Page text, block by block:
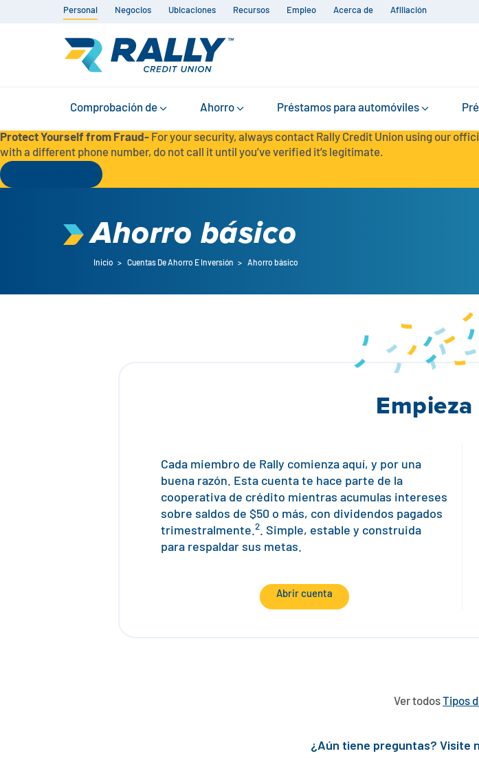
Personal Negocios Ubicaciones Recursos Empleo Acerca de Afiliación
Comprobación de Ahorro Préstamos para automóviles
Protect Yourself from Fraud- For your security, always contact Rally Credit Union using our
with a different phone number, do not call it until you’ve verified it’s legitimate.
Ahorro básico
Inicio > Cuentas De Ahorro E Inversión > Ahorro básico
Cada miembro de Rally comienza aquí, y por una
buena razón. Esta cuenta te hace parte de la
cooperativa de crédito mientras acumulas intereses
sobre saldos de $50 o más, con dividendos pagados
trimestralmente.2. Simple, estable y construida
para respaldar sus metas.
Abrir cuenta
Ver todosTipos
¿Aún tiene preguntas? Visite